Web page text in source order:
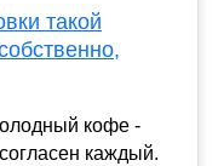
такой
кофе -
каждый.